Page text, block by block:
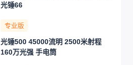
光锤66
专业版
光锤500 45000流明 2500米射程
160万光强 手电筒